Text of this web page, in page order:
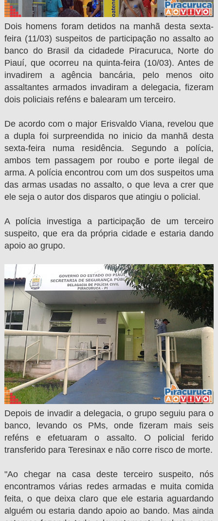
Dois homens foram detidos na manhã desta sexta-
feira (11/03) suspeitos de participação no assalto ao
banco do Brasil da cidadede Piracuruca, Norte do
Piauí, que ocorreu na quinta-feira (10/03). Antes de
invadirem a agência bancária, pelo menos oito
assaltantes armados invadiram a delegacia, fizeram
dois policiais reféns e balearam um terceiro.
De acordo com o major Erisvaldo Viana, revelou que
a dupla foi surpreendida no inicio da manhã desta
sexta-feira numa residência. Segundo a polícia,
ambos tem passagem por roubo e porte ilegal de
arma. A polícia encontrou com um dos suspeitos uma
das armas usadas no assalto, o que leva a crer que
ele seja o autor dos disparos que atingiu o policial.
A polícia investiga a participação de um terceiro
suspeito, que era da própria cidade e estaria dando
apoio ao grupo.
Depois de invadir a delegacia, o grupo seguiu para o
banco, levando os PMs, onde fizeram mais seis
reféns e efetuaram o assalto. O policial ferido
transferido para Teresinax e não corre risco de morte.
"Ao chegar na casa deste terceiro suspeito, nós
encontramos várias redes armadas e muita comida
feita, o que deixa claro que ele estaria aguardando
alguém ou estaria dando apoio ao bando. Mas ainda